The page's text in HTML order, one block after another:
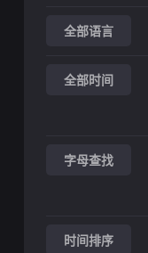
全部语言
全部时间
字母查找
时间排序